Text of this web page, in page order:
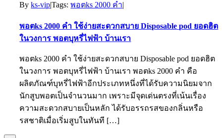
Byks-vip|Tags:พอตks 2000 คำ|
พอตks 2000 คำ ใช้ง่ายสะดวกสบาย Disposable pod ยอดฮิต
ในวงการ พอตบุหรี่ไฟฟ้า บ้านเรา
พอตks 2000 คำ ใช้ง่ายสะดวกสบาย Disposable pod ยอดฮิต
ในวงการ พอตบุหรี่ไฟฟ้า บ้านเรา พอตks 2000 คำ คือ
ผลิตภัณฑ์บุหรี่ไฟฟ้าอีกประเภทหนึ่งที่ได้รับความนิยมจาก
นักสูบพอตเป็นจำนวนมาก เพราะมีจุดเด่นตรงที่เน้นเรื่อง
ความสะดวกสบายเป็นหลัก ได้รับอรรถรสของกลิ่นหรือ
รสชาติเมื่อเริ่มสูบในทันที […]